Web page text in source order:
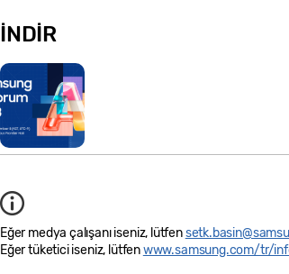
İNDIR
Eğer medya çalışanı iseniz, lütfen
Eğer tüketici iseniz, lütfenwww.samsung.com/tr/